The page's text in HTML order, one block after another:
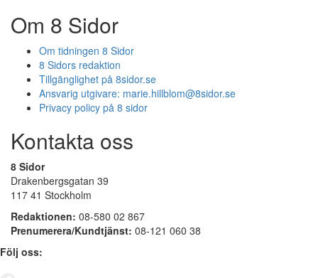
Om 8 Sidor
Om tidningen 8 Sidor
8 Sidors redaktion
Tillgänglighet på 8sidor.se
Ansvarig utgivare: marie.hillblom@8sidor.se
Privacy policy på 8 sidor
Kontakta oss
8 Sidor
Drakenbergsgatan 39
117 41 Stockholm
Redaktionen: 08-580 02 867
Prenumerera/Kundtjänst: 08-121 060 38
Följ oss: